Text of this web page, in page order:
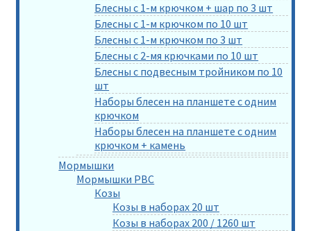
Блесны с 1-м крючком + шар по 3 шт
Блесны с 1-м крючком по 10 шт
Блесны с 1-м крючком по 3 шт
Блесны с 2-мя крючками по 10 шт
Блесны с подвесным тройником по 10
шт
Наборы блесен на планшете с одним
крючком
Наборы блесен на планшете с одним
крючком + камень
Мормышки
Мормышки РВС
Козы
Козы в наборах 20 шт
Козы в наборах 200 / 1260 шт